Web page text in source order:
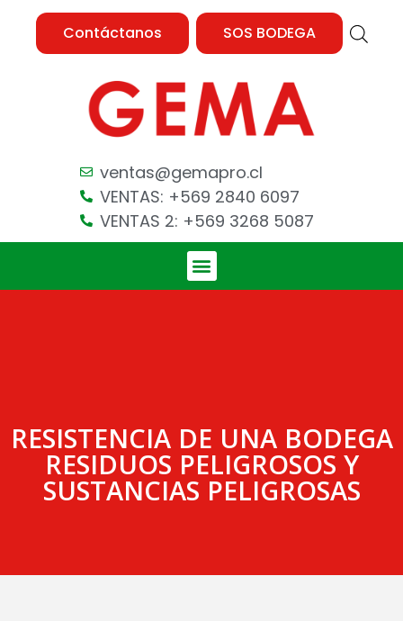
Contáctanos SOS BODEGA
ventas@gemapro.cl
VENTAS: +569 2840 6097
VENTAS 2: +569 3268 5087
RESISTENCIA DE UNA BODEGA
RESIDUOS PELIGROSOS Y
SUSTANCIAS PELIGROSAS